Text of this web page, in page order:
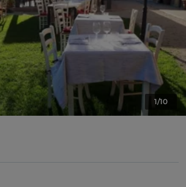
1/10